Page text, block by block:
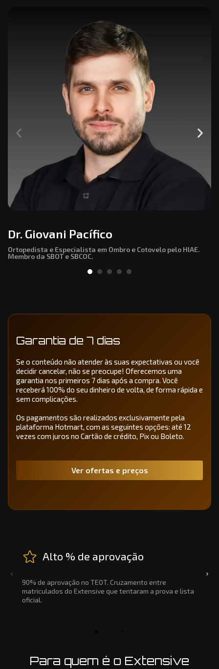
Dr. Victor Sechin
Ortopedista e Especialista em Ombro e Cotovelo pelo HIAE.
Membro da SBOT e SBCOC.​
Garantia de 7 dias
Se o conteúdo não atender às suas expectativas ou você
decidir cancelar, não se preocupe! Oferecemos uma
garantia nos primeiros 7 dias após a compra. Você
receberá 100% do seu dinheiro de volta, de forma rápida e
sem complicações.
Os pagamentos são realizados exclusivamente pela
plataforma Hotmart, com as seguintes opções: até 12
vezes com juros no Cartão de crédito, Pix ou Boleto.
Ver ofertas e preços
Alto % de aprovação
90% de aprovação no TEOT. Cruzamento entre
matriculados do Extensive que tentaram a prova e lista
oficial.
Para quem é o Extensive